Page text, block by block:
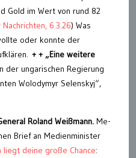
Gold im Wert von rund 82
6.3.26) Was
oder konnte der
+ + „Eine weitere
der ungarischen Regierung
Wolodymyr Selenskyj“,
Roland Weißmann. Me-
Brief an Medienminister
liegt deine große Chance: